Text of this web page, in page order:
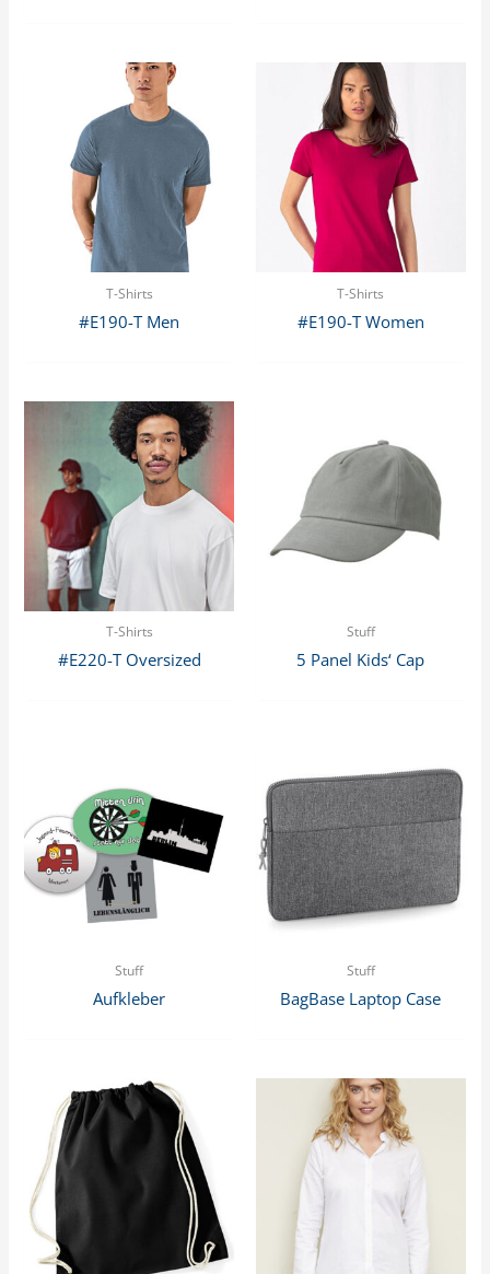
T-Shirts
#E190-T Men
T-Shirts
#E190-T Women
T-Shirts
#E220-T Oversized
Stuff
5 Panel Kids‘ Cap
Stuff
Aufkleber
Stuff
BagBase Laptop Case